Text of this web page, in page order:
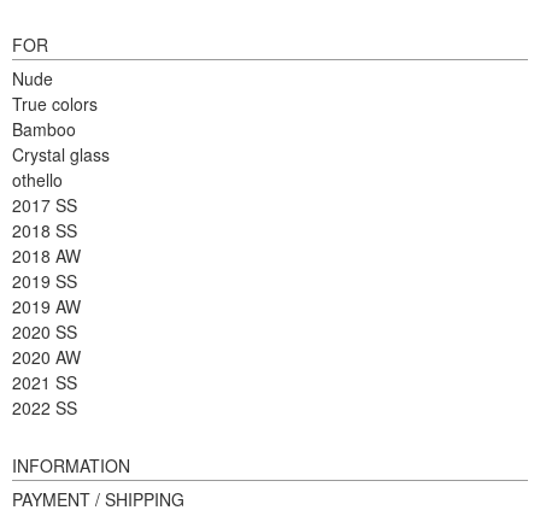
FOR
Nude
True colors
Bamboo
Crystal glass
othello
2017 SS
2018 SS
2018 AW
2019 SS
2019 AW
2020 SS
2020 AW
2021 SS
2022 SS
INFORMATION
PAYMENT / SHIPPING